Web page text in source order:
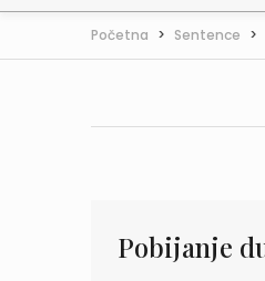
Početna > Sentence >
Pobijanje